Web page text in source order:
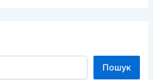
Пошук